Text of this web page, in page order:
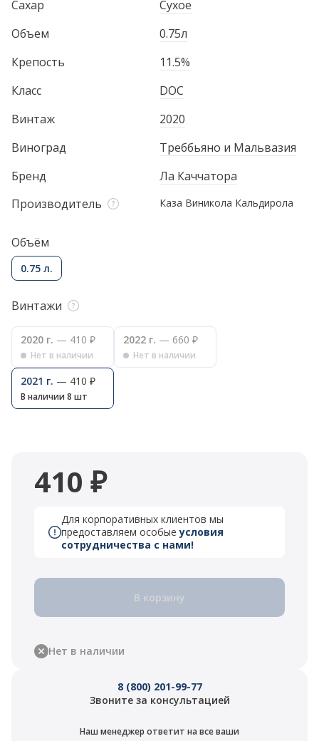
Сахар
Сухое
Объем
0.75л
Крепость
11.5%
Класс
DOC
Винтаж
2020
Виноград
Треббьяно и Мальвазия
Бренд
Ла Каччатора
Производитель
Каза Виникола Кальдирола
Объём
0.75 л.
Винтажи
2020 г. — 410 ₽
Нет в наличии
2022 г. — 660 ₽
Нет в наличии
2021 г. — 410 ₽
В наличии 8 шт
410 ₽
Для корпоративных клиентов мы
предоставляем особыеусловия
сотрудничества с нами!
В корзину
Нет в наличии
8 (800) 201-99-77
Звоните за консультацией
Наш менеджер ответит на все ваши